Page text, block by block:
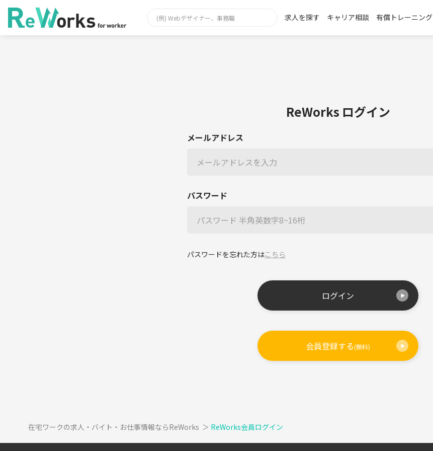
求人を探す キャリア相談 有償トレーニング
ReWorks ログイン
メールアドレス
パスワード
パスワードを忘れた方はこちら
ログイン
会員登録する(無料)
在宅ワークの求人・バイト・お仕事情報ならReWorks ＞ ReWorks会員ログイン